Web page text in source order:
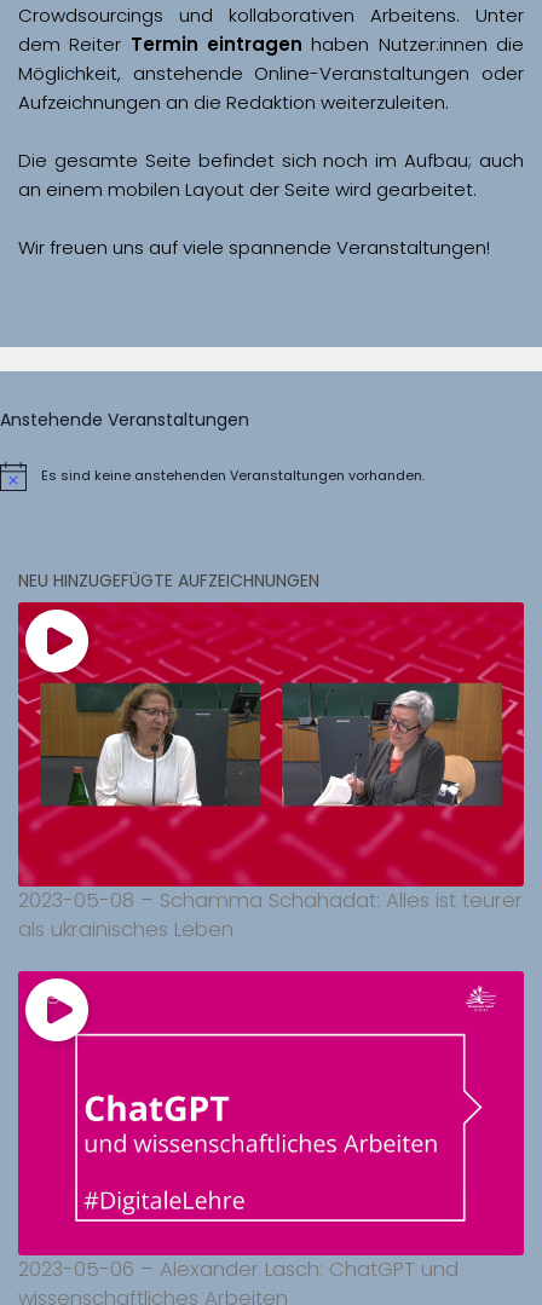
Crowdsourcings und kollaborativen Arbeitens. Unter
dem Reiter Termin eintragen haben Nutzer:innen die
Möglichkeit, anstehende Online-Veranstaltungen oder
Aufzeichnungen an die Redaktion weiterzuleiten.
Die gesamte Seite befindet sich noch im Aufbau; auch
Wir freuen uns auf viele spannende Veranstaltungen!
Anstehende Veranstaltungen
HinweisEs sind keine anstehenden Veranstaltungen vorhanden.
NEU HINZUGEFÜGTE AUFZEICHNUNGEN
2023-05-08 – Schamma Schahadat: Alles ist teurer
als ukrainisches Leben
2023-05-06 – Alexander Lasch: ChatGPT und
wissenschaftliches Arbeiten